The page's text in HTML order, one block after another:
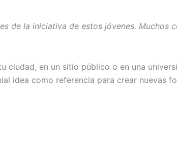
de la iniciativa de estos jóvenes. Muchos
ciudad, en un sitio público o en una
idea como referencia para crear nuevas